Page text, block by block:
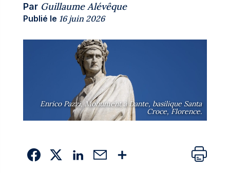
Par Guillaume Alévêque
Publié le 16 juin 2026
Enrico Pazzi, Monument à Dante, basilique Santa
Croce, Florence.